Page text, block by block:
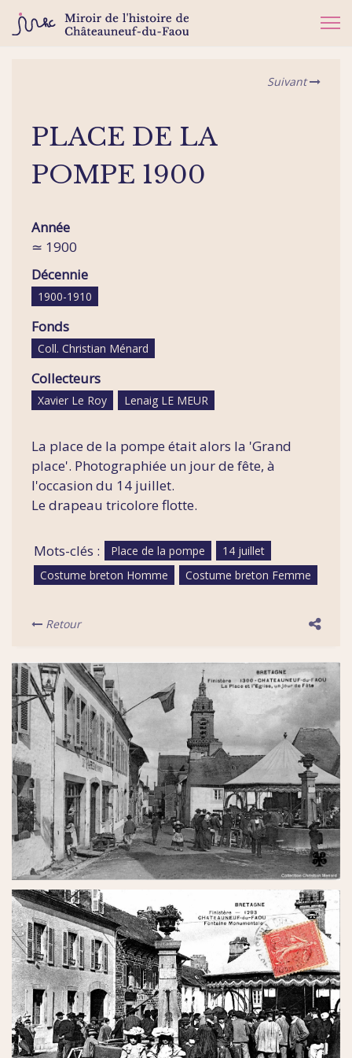
Suivant
PLACE DE LA
POMPE 1900
Année
≃ 1900
Décennie
1900-1910
Fonds
Coll. Christian Ménard
Collecteurs
Xavier Le Roy Lenaig LE MEUR
La place de la pompe était alors la 'Grand
place'. Photographiée un jour de fête, à
l'occasion du 14 juillet.
Le drapeau tricolore flotte.
Mots-clés : Place de la pompe
14 juillet
Costume breton Homme
Costume breton Femme
Retour